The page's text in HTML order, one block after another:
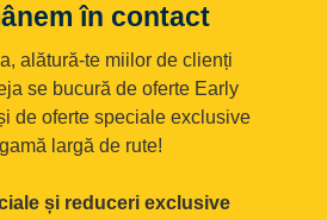
în contact
alătură-te miilor de clienți
se bucură de oferte Early
de oferte speciale exclusive
largă de rute!
și reduceri exclusive